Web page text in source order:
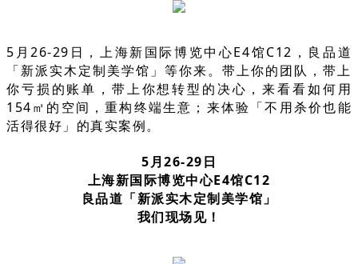
5月26-29日，上海新国际博览中心E4馆C12，良品道
「新派实木定制美学馆」等你来。带上你的团队，带上
你亏损的账单，带上你想转型的决心，来看看如何用
154㎡的空间，重构终端生意；来体验「不用杀价也能
活得很好」的真实案例。
5月26-29日
上海新国际博览中心E4馆C12
良品道「新派实木定制美学馆」
我们现场见！